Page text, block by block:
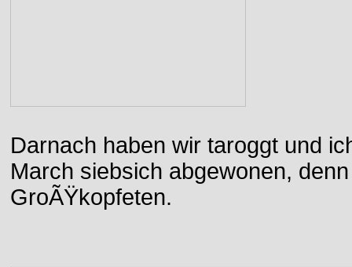
Darnach haben wir taroggt und
March siebsich abgewonen,
GroÃŸkopfeten.